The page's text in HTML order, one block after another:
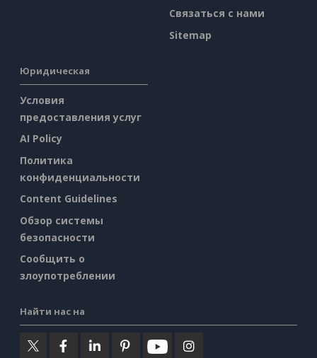
Связаться с нами
Sitemap
Юридическая
Условия
предоставления услуг
AI Policy
Политика
конфиденциальности
Content Guidelines
Обзор системы
безопасности
Сообщить о
злоупотреблении
Найти нас на